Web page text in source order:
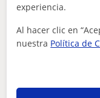
experiencia.
Al hacer clic en
nuestra Política de